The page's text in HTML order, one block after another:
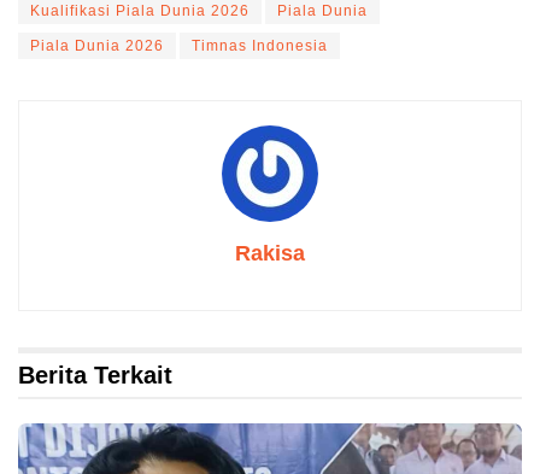
Kualifikasi Piala Dunia 2026 Piala Dunia
Piala Dunia 2026 Timnas Indonesia
Rakisa
Berita Terkait